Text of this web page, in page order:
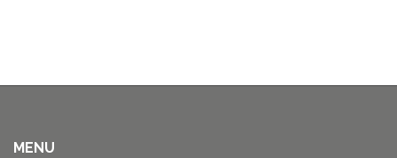
MENU